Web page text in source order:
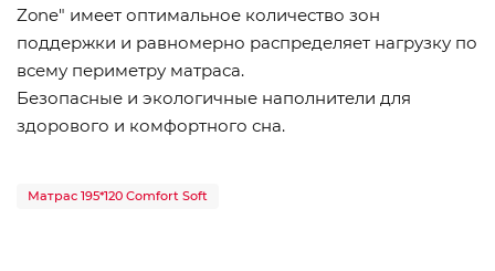
Zone" имеет оптимальное количество зон
поддержки и равномерно распределяет нагрузку по
всему периметру матраса.
Безопасные и экологичные наполнители для
здорового и комфортного сна.
Матрас 195*120 Comfort Soft